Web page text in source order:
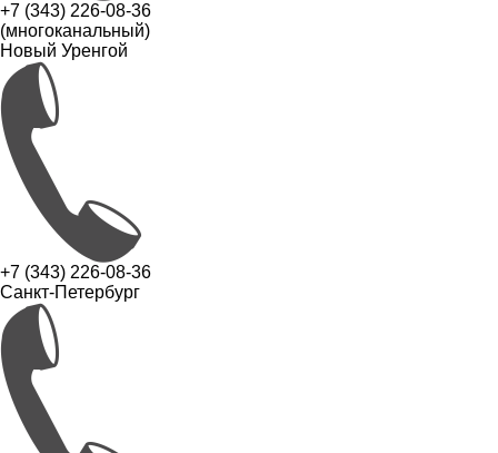
+7 (343) 226-08-36
(многоканальный)
Новый Уренгой
+7 (343) 226-08-36
Санкт-Петербург